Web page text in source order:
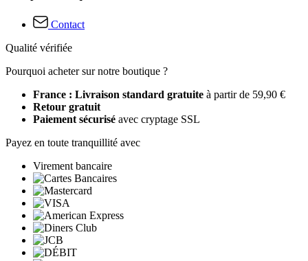
Contact
Qualité vérifiée
Pourquoi acheter sur notre boutique ?
France : Livraison standard gratuite à partir de 59,90 €
Retour gratuit
Paiement sécurisé avec cryptage SSL
Payez en toute tranquillité avec
Virement bancaire